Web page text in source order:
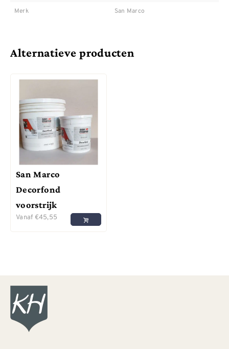
Merk San Marco
Alternatieve producten
San Marco
Decorfond
voorstrijk
Vanaf €45,55